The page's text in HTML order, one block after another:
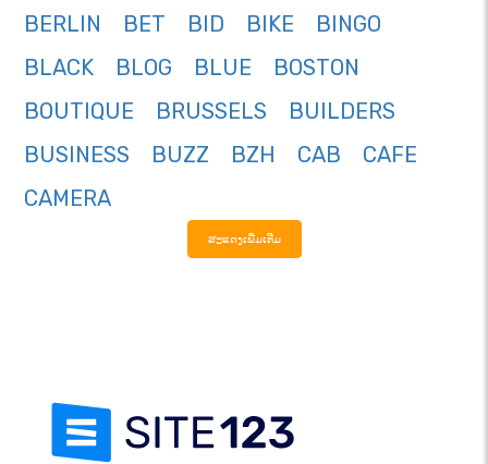
BERLIN
BET BID BIKE
BINGO
BLACK
BLOG BLUE
BOSTON
BOUTIQUE
BRUSSELS
BUILDERS
BUSINESS
BUZZ BZH CAB
CAFE
CAMERA
ສະແດງເພີ່ມເຕີມ